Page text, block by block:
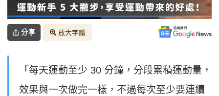
分享 放大字體
「每天運動至少 30 分鐘，分段累積運動量，
效果與一次做完一樣，不過每次至少要連續